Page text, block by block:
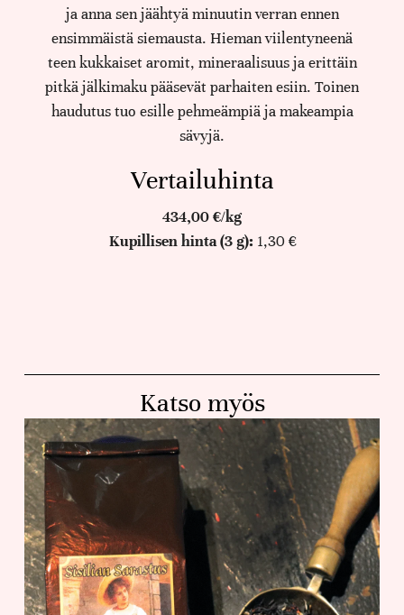
ja anna sen jäähtyä minuutin verran ennen
ensimmäistä siemausta. Hieman viilentyneenä
teen kukkaiset aromit, mineraalisuus ja erittäin
pitkä jälkimaku pääsevät parhaiten esiin. Toinen
haudutus tuo esille pehmeämpiä ja makeampia
sävyjä.
Vertailuhinta
434,00 €/kg
Kupillisen hinta (3 g): 1,30 €
Katso myös